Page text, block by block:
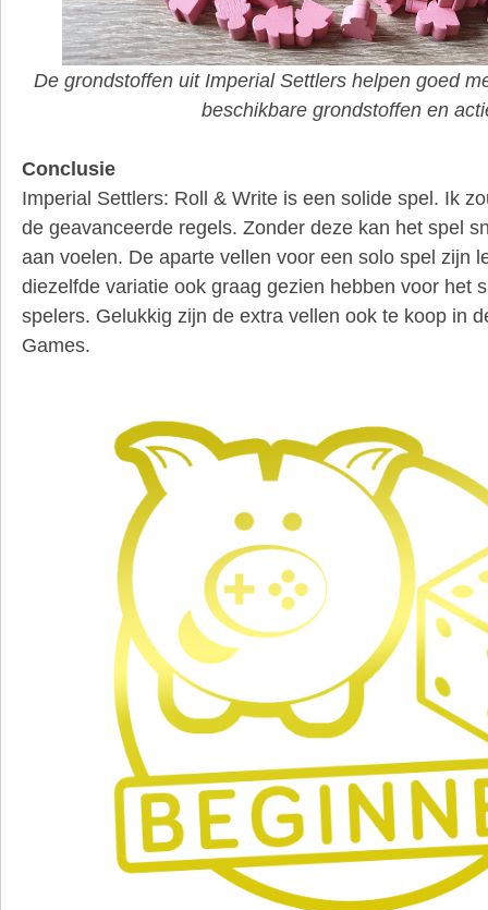
De grondstoffen uit Imperial Settlers helpen goed
beschikbare grondstoffen en
Conclusie
Imperial Settlers: Roll & Write is een solide spel. Ik
de geavanceerde regels. Zonder deze kan het spel
aan voelen. De aparte vellen voor een solo spel zijn
diezelfde variatie ook graag gezien hebben voor het
spelers. Gelukkig zijn de extra vellen ook te koop in
Games.